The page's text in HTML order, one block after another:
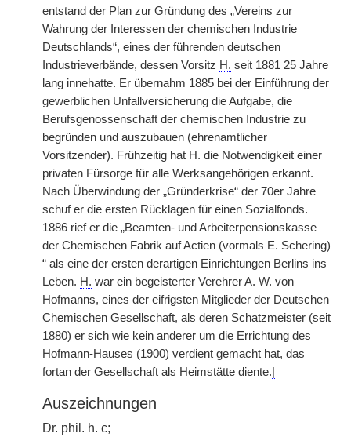
entstand der Plan zur Gründung des „Vereins zur
Wahrung der Interessen der chemischen Industrie
Deutschlands“, eines der führenden deutschen
Industrieverbände, dessen Vorsitz H. seit 1881 25 Jahre
lang innehatte. Er übernahm 1885 bei der Einführung der
gewerblichen Unfallversicherung die Aufgabe, die
Berufsgenossenschaft der chemischen Industrie zu
begründen und auszubauen (ehrenamtlicher
Vorsitzender). Frühzeitig hat H. die Notwendigkeit einer
privaten Fürsorge für alle Werksangehörigen erkannt.
Nach Überwindung der „Gründerkrise“ der 70er Jahre
schuf er die ersten Rücklagen für einen Sozialfonds.
1886 rief er die „Beamten- und Arbeiterpensionskasse
der Chemischen Fabrik auf Actien (vormals E. Schering)
“ als eine der ersten derartigen Einrichtungen Berlins ins
Leben. H. war ein begeisterter Verehrer A. W. von
Hofmanns, eines der eifrigsten Mitglieder der Deutschen
Chemischen Gesellschaft, als deren Schatzmeister (seit
1880) er sich wie kein anderer um die Errichtung des
Hofmann-Hauses (1900) verdient gemacht hat, das
fortan der Gesellschaft als Heimstätte diente.
Auszeichnungen
Dr. phil. h. c;